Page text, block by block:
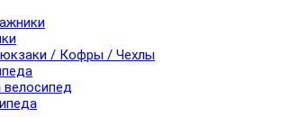
/ Кофры / Чехлы
велосипед